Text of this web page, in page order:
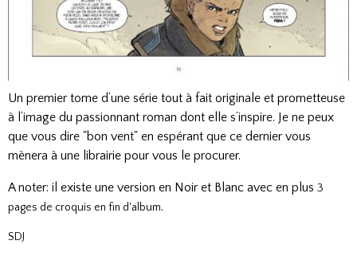
Un premier tome d’une série tout à fait originale et prometteuse
à l’image du passionnant roman dont elle s’inspire. Je ne peux
que vous dire "bon vent" en espérant que ce dernier vous
mènera à une librairie pour vous le procurer.
A noter: il existe une version en Noir et Blanc avec en plus 3
pages de croquis en fin d'album.
SDJ